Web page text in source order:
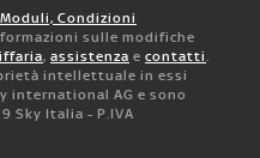
Moduli, Condizioni
sulle modifiche
, assistenza e contatti.
intellettuale in essi
international AG e sono
Sky Italia - P.IVA